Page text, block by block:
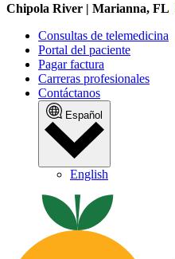
Chipola River | Marianna, FL
Consultas de telemedicina
Portal del paciente
Pagar factura
Carreras profesionales
Contáctanos
Español
English